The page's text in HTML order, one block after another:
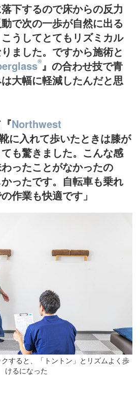
下するので床からの反力
で次の一歩が自然に出る
うしてとてもリズミカル
ました。ですから施術と
®』の合わせ技で青
大幅に軽減したんだと思
Northwest
に入れて歩いたときは膝が
も驚きました。こんな感
ったことがなかったの
ったです。自転車も乗れ
作業も快適です」
すると、「トントン」とリズムよく歩
けるになった